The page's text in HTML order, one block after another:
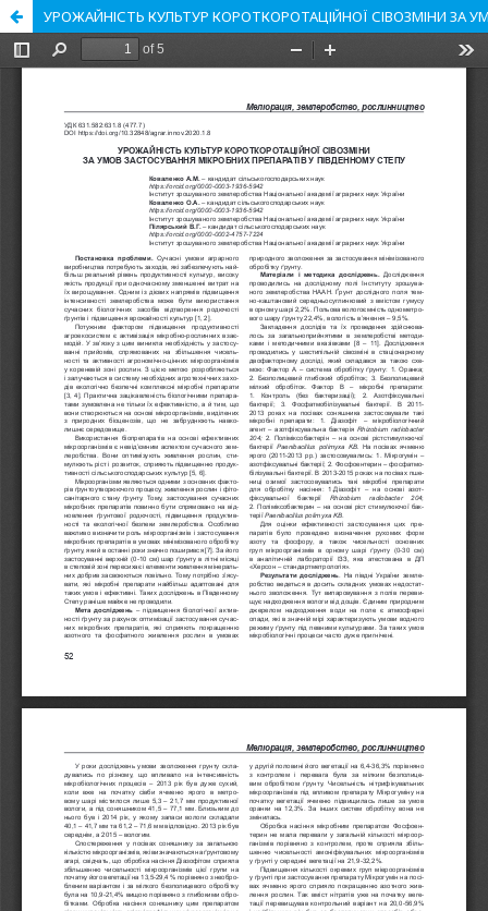
УРОЖАЙНІСТЬ КУЛЬТУР КОРОТКОРОТАЦІЙНОЇ СІВОЗМІНИ ЗА